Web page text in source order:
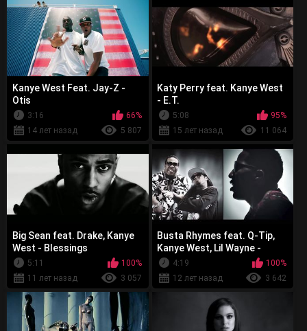
Kanye West Feat. Jay-Z -
Otis
3:16
66%
14 лет назад
5 807
Katy Perry feat. Kanye West
- E.T.
5:08
95%
15 лет назад
11 064
Big Sean feat. Drake, Kanye
West - Blessings
5:11
100%
11 лет назад
3 057
Busta Rhymes feat. Q-Tip,
Kanye West, Lil Wayne -
Thank You
4:19
100%
12 лет назад
3 642